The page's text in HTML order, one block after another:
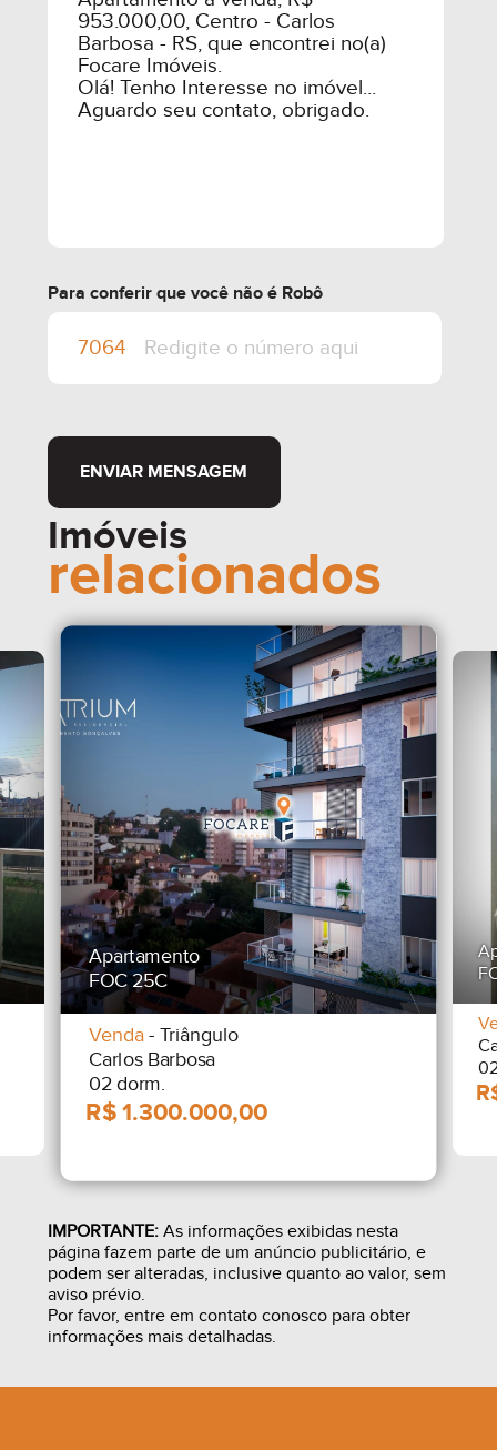
Para conferir que você não é Robô
ENVIAR MENSAGEM
Imóveis
relacionados
Apartamento
FOC 25C
Venda- Triângulo
Carlos Barbosa
02 dorm.
IMPORTANTE:As informações exibidas nesta
página fazem parte de um anúncio publicitário, e
podem ser alteradas, inclusive quanto ao valor, sem
aviso prévio.
Por favor, entre em contato conosco para obter
informações mais detalhadas.